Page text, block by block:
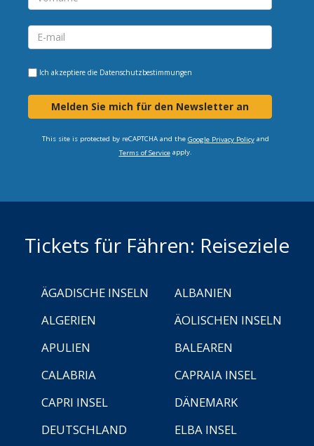
Ich akzeptiere die Datenschutzbestimmungen
Melden Sie mich für den Newsletter an
This site is protected by reCAPTCHA and the Google Privacy Policyand
Terms of Serviceapply.
Tickets für Fähren: Reiseziele
ÄGADISCHE INSELN
ALBANIEN
ALGERIEN
ÄOLISCHEN INSELN
APULIEN
BALEAREN
CALABRIA
CAPRAIA INSEL
CAPRI INSEL
DÄNEMARK
DEUTSCHLAND
ELBA INSEL